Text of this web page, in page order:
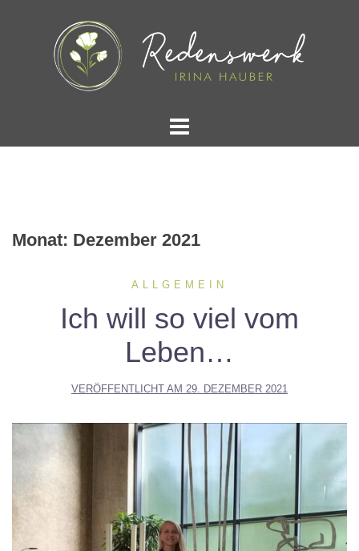
Monat: Dezember 2021
ALLGEMEIN
Ich will so viel vom
Leben…
VERÖFFENTLICHT AM 29. DEZEMBER 2021